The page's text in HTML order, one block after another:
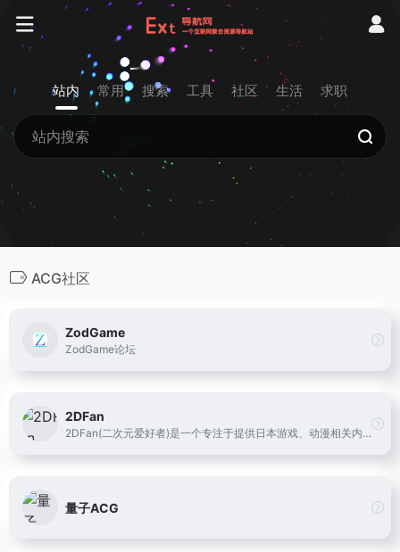
站内 常用 搜索 工具 社区 生活 求职
ACG社区
ZodGame
ZodGame论坛
2DFan
2DFan(二次元爱好者)是一个专注于提供日本游戏、动漫相关内容的门户站点
量子ACG